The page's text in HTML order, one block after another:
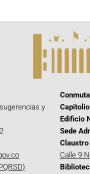
y
Edificio
Sede
Claustro
Calle 9